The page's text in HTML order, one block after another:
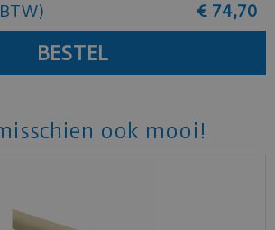
€ 74,70
ook mooi!